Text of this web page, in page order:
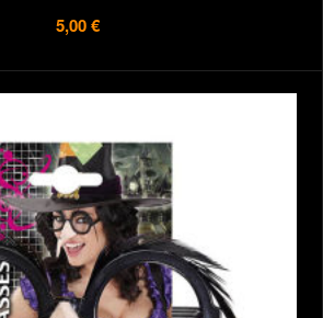
5,00 €